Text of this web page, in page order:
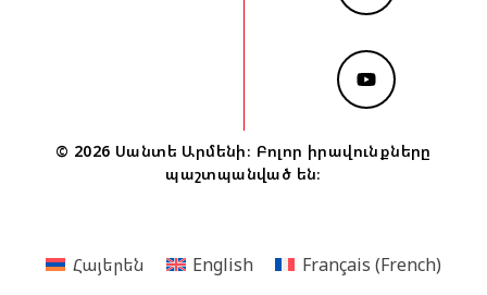
© 2026 Սանտե Արմենի։ Բոլոր իրավունքները
պաշտպանված են։
Հայերեն English Français (French)